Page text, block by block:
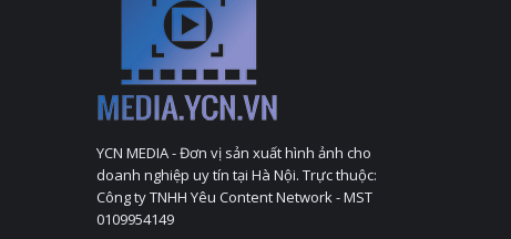
YCN MEDIA - Đơn vị sản xuất hình ảnh cho
doanh nghiệp uy tín tại Hà Nội. Trực thuộc:
Công ty TNHH Yêu Content Network - MST
0109954149